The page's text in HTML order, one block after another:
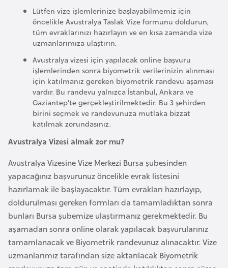
Lütfen vize işlemlerinize başlayabilmemiz için
öncelikle Avustralya Taslak Vize formunu doldurun,
tüm evraklarınızı hazırlayın ve en kısa zamanda vize
uzmanlarımıza ulaştırın.
Avustralya vizesi için yapılacak online başvuru
işlemlerinden sonra biyometrik verilerinizin alınması
için katılmanız gereken biyometrik randevu aşaması
vardır. Bu randevu yalnızca İstanbul, Ankara ve
Gaziantep’te gerçekleştirilmektedir. Bu 3 şehirden
birini seçmek ve randevunuza mutlaka bizzat
katılmak zorundasınız.
Avustralya Vizesi almak zor mu?
Avustralya Vizesine Vize Merkezi Bursa şubesinden
yapacağınız başvurunuz öncelikle evrak listesini
hazırlamak ile başlayacaktır. Tüm evrakları hazırlayıp,
doldurulması gereken formları da tamamladıktan sonra
bunları Bursa şubemize ulaştırmanız gerekmektedir. Bu
aşamadan sonra online olarak yapılacak başvurularınız
tamamlanacak ve Biyometrik randevunuz alınacaktır. Vize
uzmanlarımız tarafından size aktarılacak Biyometrik
i
o
p
y
a